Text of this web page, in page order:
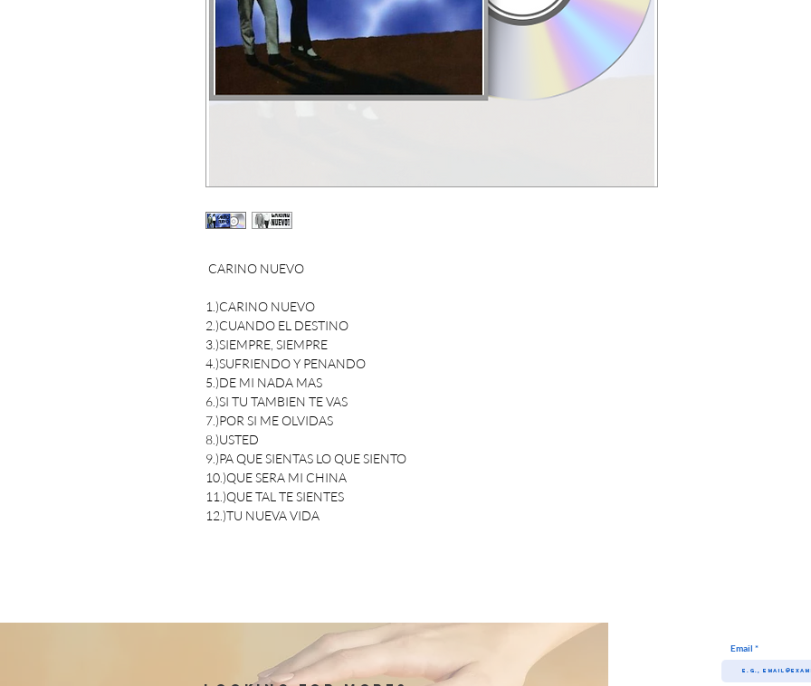
CARINO NUEVO
1.)CARINO NUEVO
2.)CUANDO EL DESTINO
3.)SIEMPRE, SIEMPRE
4.)SUFRIENDO Y PENANDO
5.)DE MI NADA MAS
6.)SI TU TAMBIEN TE VAS
7.)POR SI ME OLVIDAS
8.)USTED
9.)PA QUE SIENTAS LO QUE SIENTO
10.)QUE SERA MI CHINA
11.)QUE TAL TE SIENTES
12.)TU NUEVA VIDA
Email